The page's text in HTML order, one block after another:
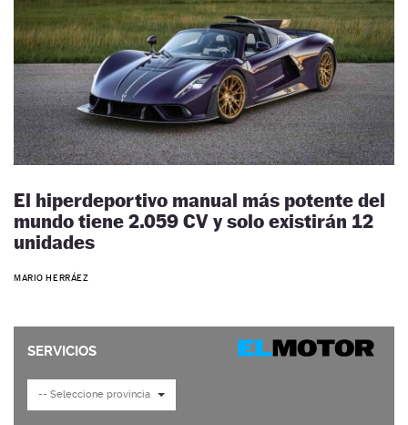
El hiperdeportivo manual más potente del
mundo tiene 2.059 CV y solo existirán 12
unidades
MARIO HERRÁEZ